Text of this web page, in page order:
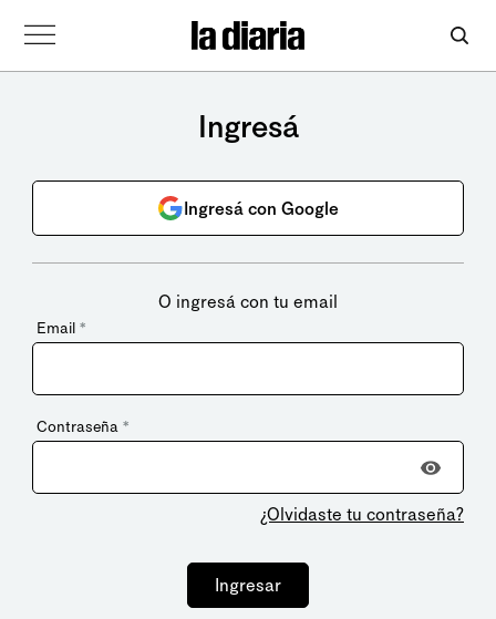
Ingresá
Ingresá con Google
O ingresá con tu email
Email *
Contraseña *
¿Olvidaste tu contraseña?
Ingresar